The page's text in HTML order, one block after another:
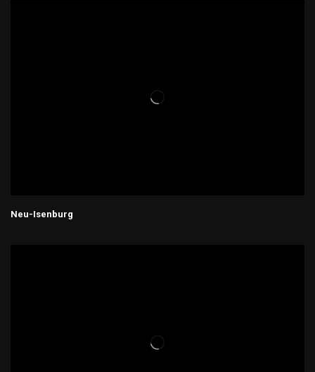
Neu-Isenburg